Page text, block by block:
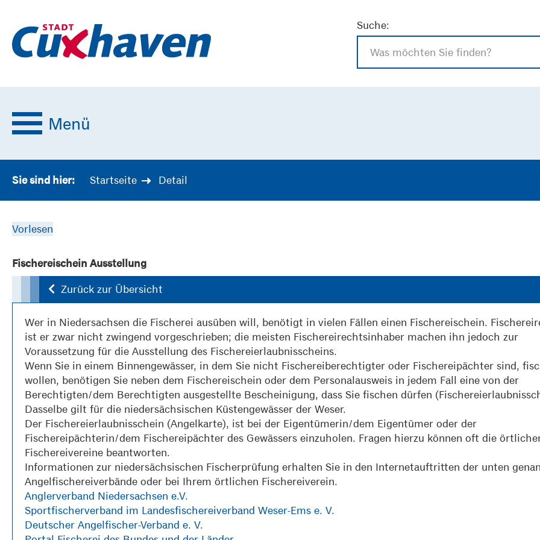
Suche:
Menü
Sie sind hier: Startseite Detail
Vorlesen
Fischereischein Ausstellung
Zurück zur Übersicht
Wer in Niedersachsen die Fischerei ausüben will, benötigt in vielen Fällen einen Fischereischein.
ist er zwar nicht zwingend vorgeschrieben; die meisten Fischereirechtsinhaber machen ihn jedoch zur
Voraussetzung für die Ausstellung des Fischereierlaubnisscheins.
Wenn Sie in einem Binnengewässer, in dem Sie nicht Fischereiberechtigter oder Fischereipächter sind,
wollen, benötigen Sie neben dem Fischereischein oder dem Personalausweis in jedem Fall eine von der
Berechtigten/dem Berechtigten ausgestellte Bescheinigung, dass Sie fischen dürfen
Dasselbe gilt für die niedersächsischen Küstengewässer der Weser.
Der Fischereierlaubnisschein (Angelkarte), ist bei der Eigentümerin/dem Eigentümer oder der
Fischereipächterin/dem Fischereipächter des Gewässers einzuholen. Fragen hierzu können oft die
Fischereivereine beantworten.
Informationen zur niedersächsischen Fischerprüfung erhalten Sie in den Internetauftritten der unten
Angelfischereiverbände oder bei Ihrem örtlichen Fischereiverein.
Anglerverband Niedersachsen e.V.
Sportfischerverband im Landesfischereiverband Weser-Ems e. V.
Deutscher Angelfischer-Verband e. V.